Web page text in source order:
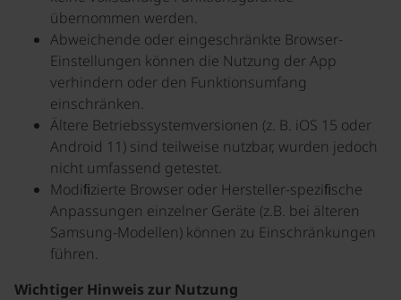
übernommen werden.
Abweichende oder eingeschränkte Browser-
Einstellungen können die Nutzung der App
verhindern oder den Funktionsumfang
einschränken.
Ältere Betriebssystemversionen (z. B. iOS 15 oder
Android 11) sind teilweise nutzbar, wurden jedoch
nicht umfassend getestet.
Modiﬁzierte Browser oder Hersteller-speziﬁsche
Anpassungen einzelner Geräte (z.B. bei älteren
Samsung-Modellen) können zu Einschränkungen
führen.
Wichtiger Hinweis zur Nutzung